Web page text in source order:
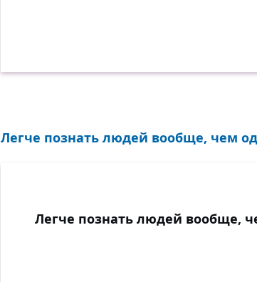
Легче познать людей вообще, чем
Легче познать людей вообще,